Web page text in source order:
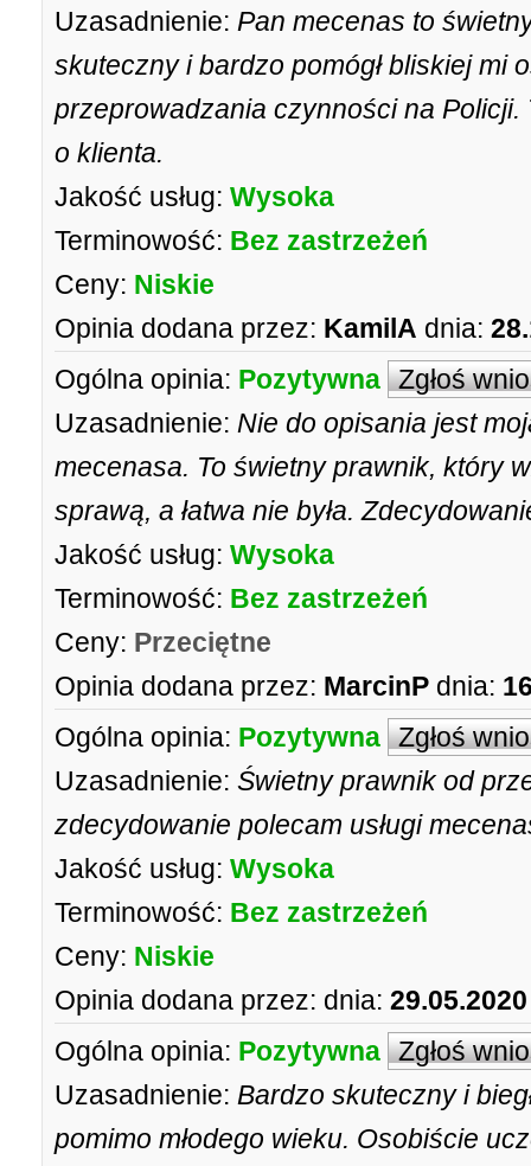
Uzasadnienie: Pan mecenas to
skuteczny i bardzo pomógł bliskiej mi
przeprowadzania czynności na
o klienta.
Jakość usług: Wysoka
Terminowość: Bez zastrzeżeń
Ceny: Niskie
Opinia dodana przez: KamilA dnia:
Ogólna opinia: Pozytywna Zgłoś
Uzasadnienie: Nie do opisania jest
mecenasa. To świetny prawnik, który
sprawą, a łatwa nie była.
Jakość usług: Wysoka
Terminowość: Bez zastrzeżeń
Ceny: Przeciętne
Opinia dodana przez: MarcinP dnia:
Ogólna opinia: Pozytywna Zgłoś
Uzasadnienie: Świetny prawnik od
zdecydowanie polecam usługi
Jakość usług: Wysoka
Terminowość: Bez zastrzeżeń
Ceny: Niskie
Opinia dodana przez: dnia:
Ogólna opinia: Pozytywna Zgłoś
Uzasadnienie: Bardzo skuteczny i
pomimo młodego wieku. Osobiście